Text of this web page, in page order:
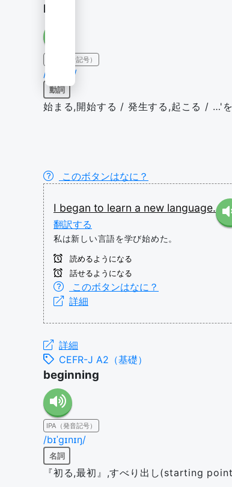
begin
IPA（発音記号）
/bɪˈɡɪn/
動詞
始まる,開始する / 発生する,起こる / …'
このボタンはなに？
I began to learn a new language.
翻訳する
私は新しい言語を学び始めた。
読めるようになる
話せるようになる
このボタンはなに？
詳細
詳細
CEFR-J A2（基礎）
beginning
IPA（発音記号）
/bɪˈɡɪnɪŋ/
名詞
『初る,最初』,すべり出し(starting